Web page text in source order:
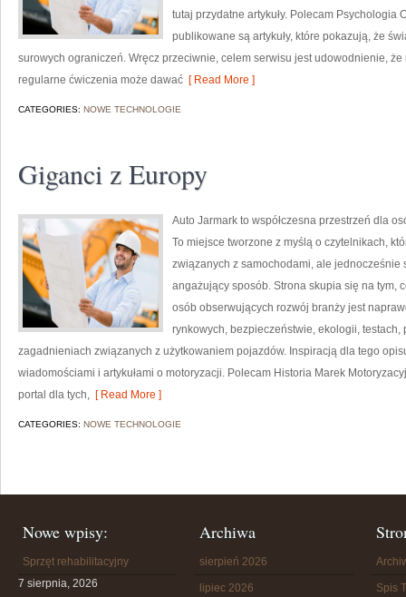
tutaj przydatne artykuły. Polecam Psychologia
publikowane są artykuły, które pokazują, że
surowych ograniczeń. Wręcz przeciwnie, celem serwisu jest udowodnienie,
regularne ćwiczenia może dawać [ Read More ]
CATEGORIES: NOWE TECHNOLOGIE
Giganci z Europy
Auto Jarmark to współczesna przestrzeń dla
To miejsce tworzone z myślą o czytelnikach,
związanych z samochodami, ale jednocześnie
angażujący sposób. Strona skupia się na tym,
osób obserwujących rozwój branży jest
rynkowych, bezpieczeństwie, ekologii,
zagadnieniach związanych z użytkowaniem pojazdów. Inspiracją dla tego
wiadomościami i artykułami o motoryzacji. Polecam Historia Marek
portal dla tych, [ Read More ]
CATEGORIES: NOWE TECHNOLOGIE
Nowe wpisy:
Sprzęt rehabilitacyjny
7 sierpnia, 2026
Archiwa
sierpień 2026
lipiec 2026 Spis